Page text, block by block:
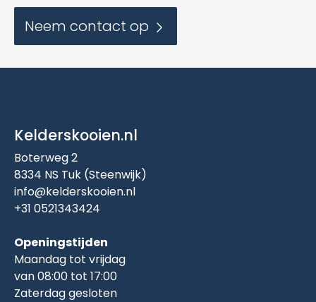
Neem contact op
Kelderskooien.nl
Boterweg 2
8334 NS Tuk (Steenwijk)
info@kelderskooien.nl
+31 0521343424
Openingstijden
Maandag tot vrijdag
van 08:00 tot 17:00
Zaterdag gesloten